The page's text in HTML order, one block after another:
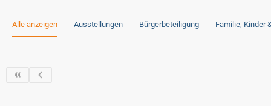
Alle anzeigen Ausstellungen Bürgerbeteiligung Familie, Kinder